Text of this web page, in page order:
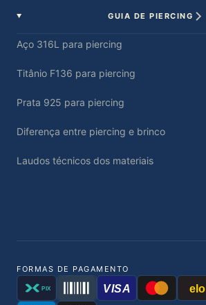
GUIA DE PIERCING
Aço 316L para piercing
Titânio F136 para piercing
Prata 925 para piercing
Diferença entre piercing e brinco
Laudos técnicos dos materiais
FORMAS DE PAGAMENTO
PIX VISA elo